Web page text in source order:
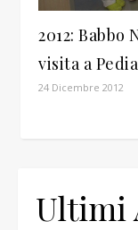
2012:
visita a
24 Dicembre 2012
Ultimi